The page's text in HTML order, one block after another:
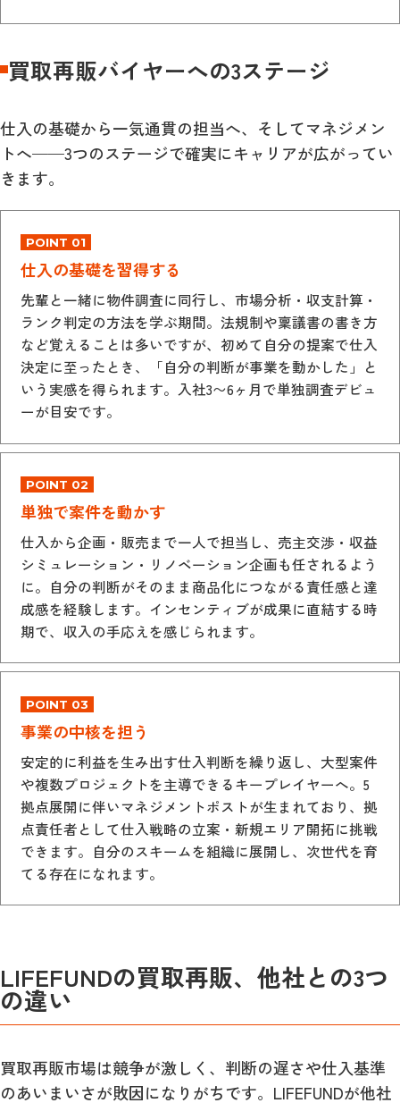
買取再販バイヤーへの3ステージ
仕入の基礎から一気通貫の担当へ、そしてマネジメン
トへ——3つのステージで確実にキャリアが広がってい
きます。
POINT 01
仕入の基礎を習得する
先輩と一緒に物件調査に同行し、市場分析・収支計算・
ランク判定の方法を学ぶ期間。法規制や稟議書の書き方
など覚えることは多いですが、初めて自分の提案で仕入
決定に至ったとき、「自分の判断が事業を動かした」と
いう実感を得られます。入社3〜6ヶ月で単独調査デビュ
ーが目安です。
POINT 02
単独で案件を動かす
仕入から企画・販売まで一人で担当し、売主交渉・収益
シミュレーション・リノベーション企画も任されるよう
に。自分の判断がそのまま商品化につながる責任感と達
成感を経験します。インセンティブが成果に直結する時
期で、収入の手応えを感じられます。
POINT 03
事業の中核を担う
安定的に利益を生み出す仕入判断を繰り返し、大型案件
や複数プロジェクトを主導できるキープレイヤーへ。5
拠点展開に伴いマネジメントポストが生まれており、拠
点責任者として仕入戦略の立案・新規エリア開拓に挑戦
できます。自分のスキームを組織に展開し、次世代を育
てる存在になれます。
LIFEFUNDの買取再販、他社との3つ
の違い
買取再販市場は競争が激しく、判断の遅さや仕入基準
のあいまいさが敗因になりがちです。LIFEFUNDが他社